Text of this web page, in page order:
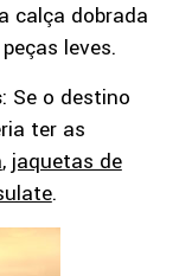
calça dobrada
leves.
: Se o destino
ter as
, jaquetas de
.